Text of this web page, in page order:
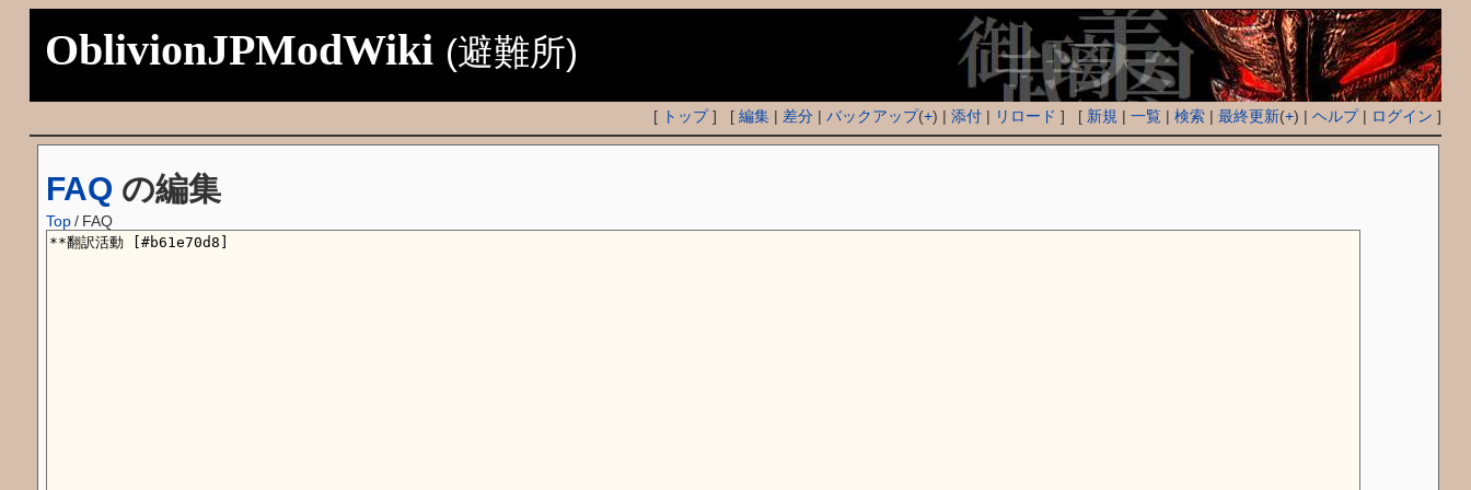
OblivionJPModWiki (避難所)
[ トップ] [編集 | 差分 |バックアップ(+) |添付 | リロード ] [ 新規 |一覧 |検索 |最終更新(+) |ヘルプ| ログイン ]
FAQ の編集
Top/ FAQ